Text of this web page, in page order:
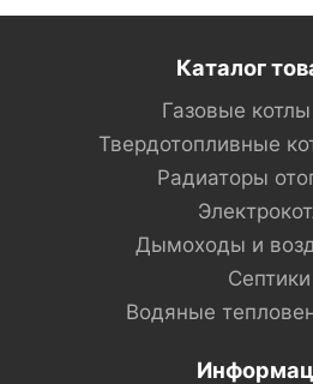
Каталог
Газовые
Твердотопливные
Радиаторы
Дымоходы и
Септики
Водяные